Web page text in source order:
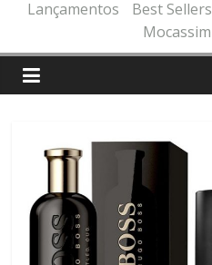
Lançamentos Best Sellers
Mocassim